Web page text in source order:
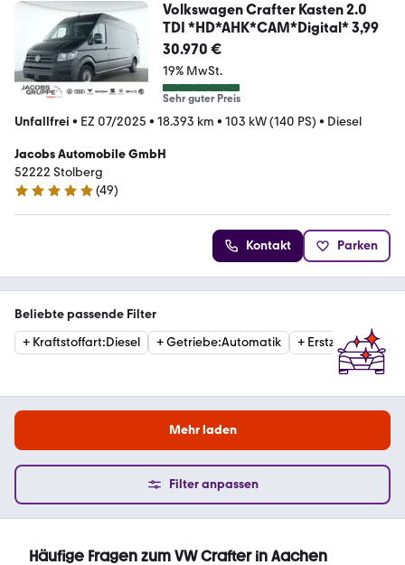
Volkswagen Crafter Kasten 2.0
TDI *HD*AHK*CAM*Digital* 3,99
30.970 €
19% MwSt.
Sehr guter Preis
Unfallfrei • EZ 07/2025 • 18.393 km • 103 kW (140 PS) • Diesel
Jacobs Automobile GmbH
52222 Stolberg
5 Sterne
(49)
Kontakt Parken
Beliebte passende Filter
+ Kraftstoffart:Diesel +Getriebe:Automatik + Erstzulassung
Mehr laden
Filter anpassen
Häufige Fragen zum VW Crafter in Aachen